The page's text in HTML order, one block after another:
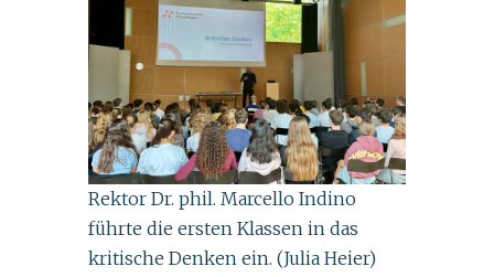
Rektor Dr. phil. Marcello Indino
führte die ersten Klassen in das
kritische Denken ein. (Julia Heier)